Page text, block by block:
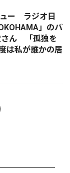
ー ラジオ日
」のパ
さん 「孤独を
は私が誰かの居